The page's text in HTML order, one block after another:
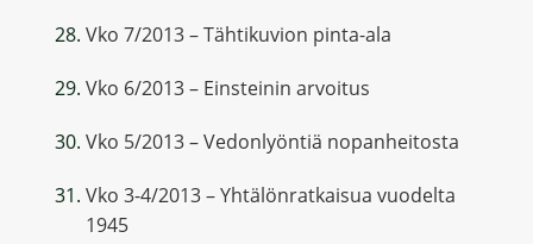
Vko 7/2013 – Tähtikuvion pinta-ala
Vko 6/2013 – Einsteinin arvoitus
Vko 5/2013 – Vedonlyöntiä nopanheitosta
Vko 3-4/2013 – Yhtälönratkaisua vuodelta
1945